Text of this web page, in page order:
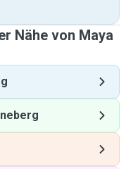
Nähe von Maya